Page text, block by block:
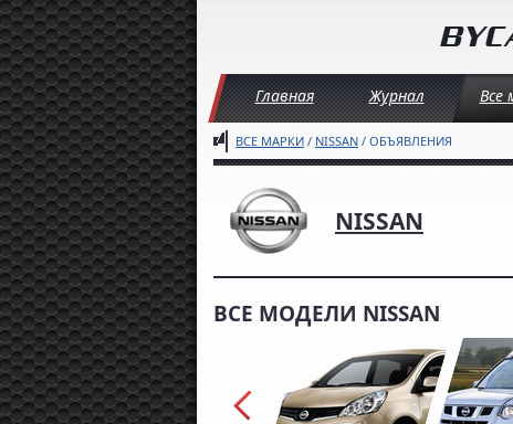
Главная Журнал Все
ВСЕ МАРКИ / NISSAN / ОБЪЯВЛЕНИЯ
NISSAN
ВСЕ МОДЕЛИ NISSAN